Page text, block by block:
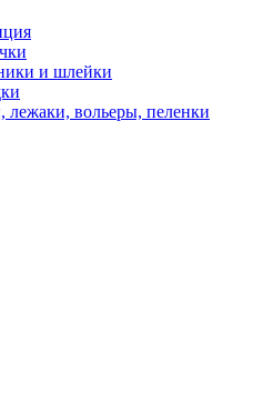
и шлейки
вольеры, пеленки